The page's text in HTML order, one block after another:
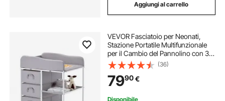
Aggiungi al carrello
VEVOR Fasciatoio per Neonati,
Stazione Portatile Multifunzionale
per il Cambio del Pannolino con 3
Cassetti in Tessuto e Ruote
Bloccabili, Altezza Regolabile, per la
Cameretta dei Bambini, Grigio
(36)
7990€
Disponibile